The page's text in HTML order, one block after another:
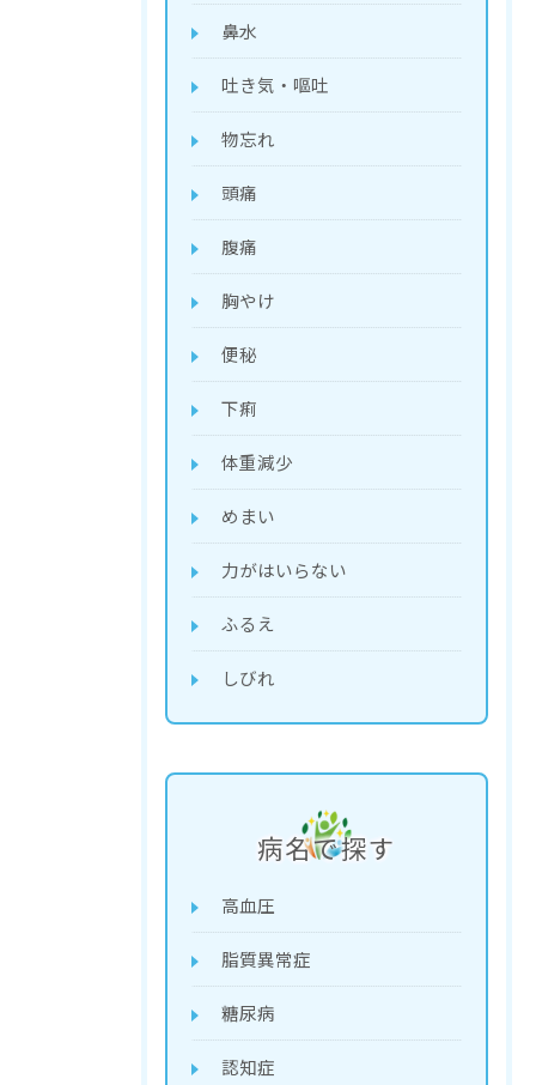
鼻水
吐き気・嘔吐
物忘れ
頭痛
腹痛
胸やけ
便秘
下痢
体重減少
めまい
力がはいらない
ふるえ
しびれ
病名で探す
高血圧
脂質異常症
糖尿病
認知症